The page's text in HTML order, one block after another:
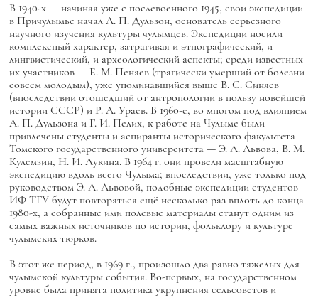
В 1940-х — начиная уже с послевоенного 1945, свои экспедиции
в Причулымье начал А. П. Дульзон, основатель серьезного
научного изучения культуры чулымцев. Экспедиции носили
комплексный характер, затрагивая и этнографический, и
лингвистический, и археологический аспекты; среди известных
их участников — Е. М. Пеняев (трагически умерший от болезни
совсем молодым), уже упоминавшийся выше В. С. Синяев
(впоследствии отошедший от антропологии в пользу новейшей
истории СССР) и Р. А. Ураев. В 1960-е, во многом под влиянием
А. П. Дульзона и Г. И. Пелих, к работе на Чулыме были
привлечены студенты и аспиранты исторического факультета
Томского государственного университета — Э. Л. Львова, В. М.
Кулемзин, Н. И. Лукина. В 1964 г. они провели масштабную
экспедицию вдоль всего Чулыма; впоследствии, уже только под
руководством Э. Л. Львовой, подобные экспедиции студентов
ИФ ТГУ будут повторяться ещё несколько раз вплоть до конца
1980-х, а собранные ими полевые материалы станут одним из
самых важных источников по истории, фольклору и культуре
чулымских тюрков.
В этот же период, в 1969 г., произошло два равно тяжелых для
чулымской культуры события. Во-первых, на государственном
уровне была принята политика укрупнения сельсоветов и